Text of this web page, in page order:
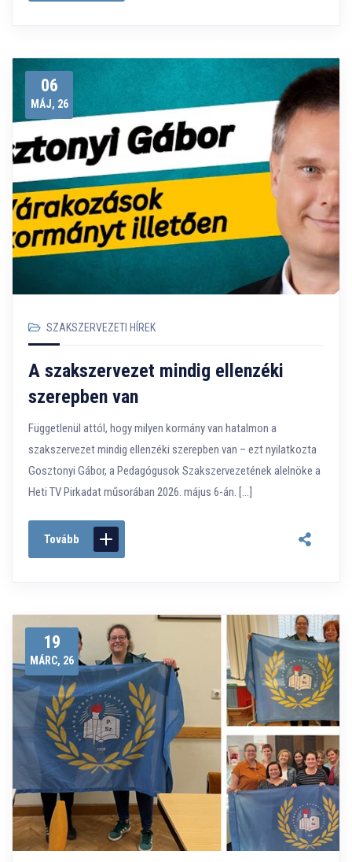
06
MÁJ, 26
SZAKSZERVEZETI HÍREK
A szakszervezet mindig ellenzéki
szerepben van
Függetlenül attól, hogy milyen kormány van hatalmon a
szakszervezet mindig ellenzéki szerepben van – ezt nyilatkozta
Gosztonyi Gábor, a Pedagógusok Szakszervezetének alelnöke a
Heti TV Pirkadat műsorában 2026. május 6-án. […]
Tovább
19
MÁRC, 26